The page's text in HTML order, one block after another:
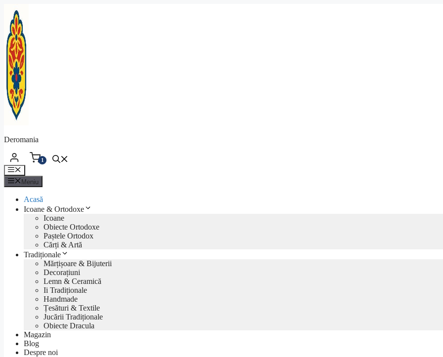
conținut
Deromania
1
Meniu
Meniu
Acasă
Icoane & Ortodoxe
Icoane
Obiecte Ortodoxe
Paștele Ortodox
Cărți & Artă
Tradiționale
Mărțișoare & Bijuterii
Decorațiuni
Lemn & Ceramică
Ii Tradiționale
Handmade
Țesături & Textile
Jucării Tradiționale
Obiecte Dracula
Magazin
Blog
Despre noi